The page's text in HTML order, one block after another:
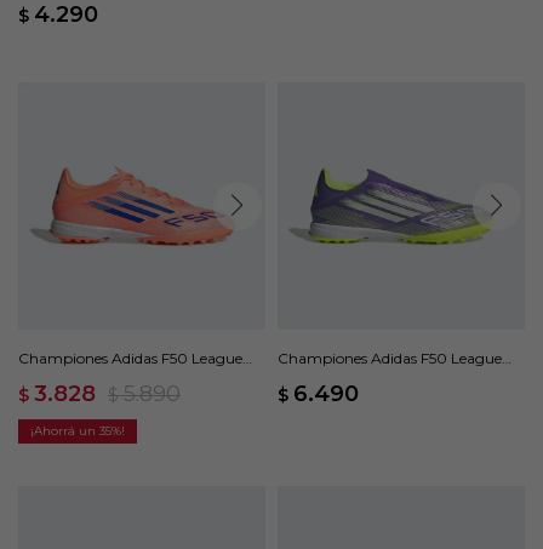
$ 4.290
Championes Adidas F50 League
$ 3.828 $ 5.890
35
Championes Adidas F50 League
$ 6.490